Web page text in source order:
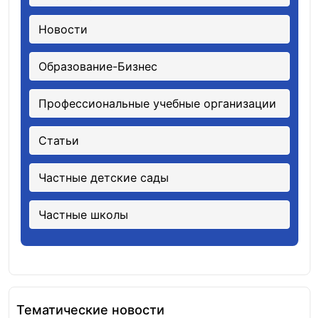
Новости
Образование-Бизнес
Профессиональные учебные организации
Статьи
Частные детские сады
Частные школы
Тематические новости